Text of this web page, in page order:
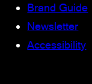
Brand Guide
Newsletter
Accessibility